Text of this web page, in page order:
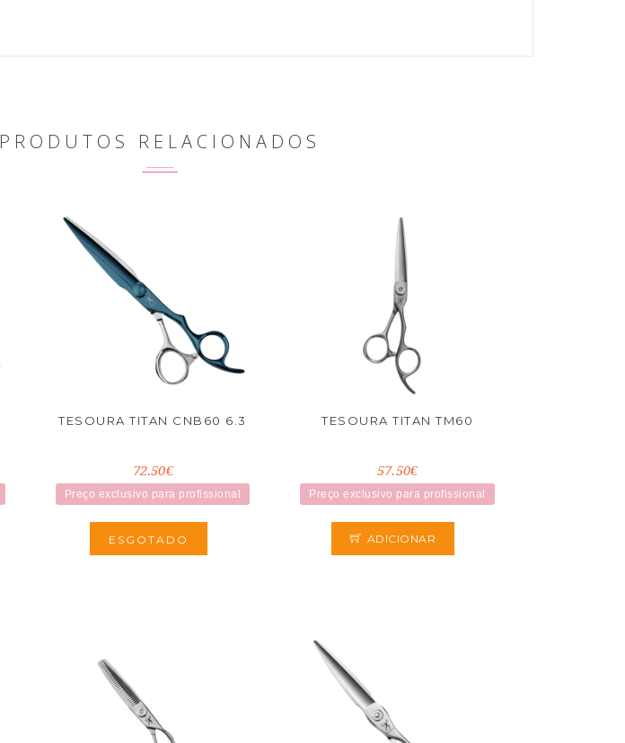
PRODUTOS RELACIONADOS
TESOURA TITAN CNB60 6.3
72.50€
Preço exclusivo para profissional
ESGOTADO
TESOURA TITAN TM60
57.50€
Preço exclusivo para profissional
ADICIONAR